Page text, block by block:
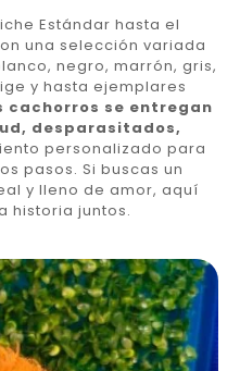
Estándar hasta el
una selección variada
negro, marrón, gris,
y hasta ejemplares
cachorros se entregan
desparasitados,
personalizado para
pasos. Si buscas un
y lleno de amor, aquí
historia juntos.